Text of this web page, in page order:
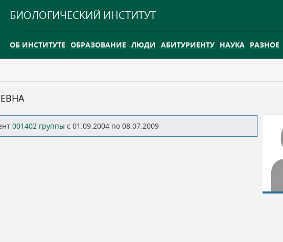
БИОЛОГИЧЕСКИЙ ИНСТИТУТ
ОБ ИНСТИТУТЕ ОБРАЗОВАНИЕ ЛЮДИ АБИТУРИЕНТУ НАУКА РАЗНОЕ
ТГУ ОТКРЫЛ ИССЛЕДОВАТЕЛЬСКУЮ СТАНЦИЮ НА ВАСЮГАНСКОМ БОЛОТЕ
INTERNATIONAL
001402 группы c 01.09.2004 по 08.07.2009